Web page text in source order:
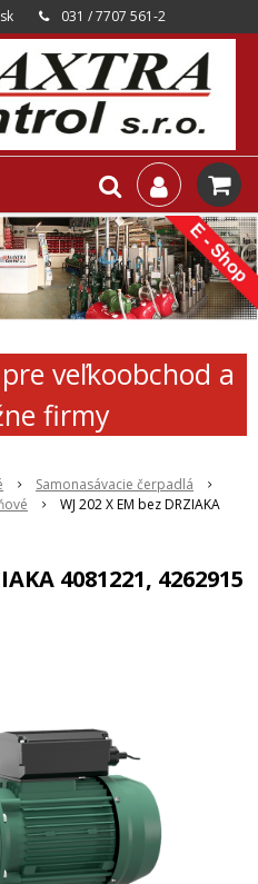
031 / 7707 561-2
veľkoobchod a
firmy
Samonasávacie čerpadlá
WJ 202 X EM bez DRZIAKA
4081221, 4262915